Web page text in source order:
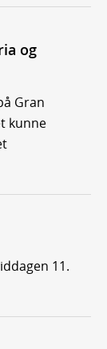
og
Gran
kunne
11.